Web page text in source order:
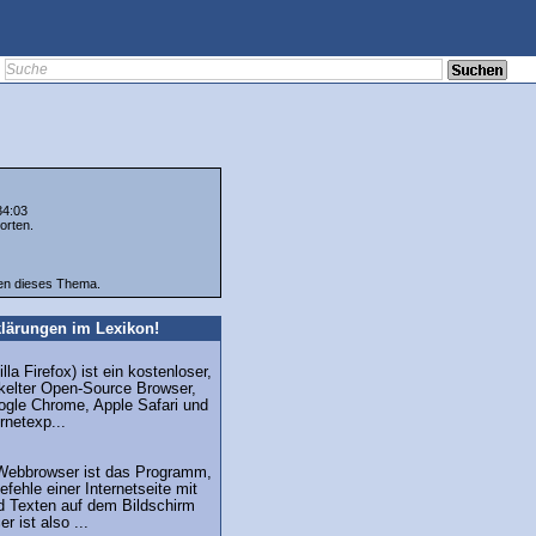
dieses Thema.
im Lexikon!
Firefox) ist ein kostenloser,
Open-Source Browser,
Chrome, Apple Safari und
ist das Programm,
einer Internetseite mit
Texten auf dem Bildschirm
ist also ...